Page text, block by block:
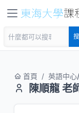
首頁 英語中心
陳順龍 老